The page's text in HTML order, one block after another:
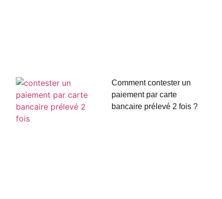
Comment contester un
paiement par carte
bancaire prélevé 2 fois ?